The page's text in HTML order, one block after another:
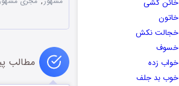
خائن کشی
خاتون
خجالت نکش
خسوف
خواب زده
خوب بد جلف
مطالب